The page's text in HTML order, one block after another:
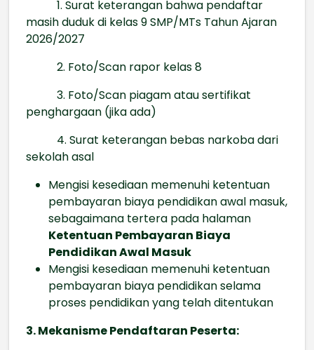
1. Surat keterangan bahwa pendaftar
masih duduk di kelas 9 SMP/MTs Tahun Ajaran
2026/2027
2. Foto/Scan rapor kelas 8
3. Foto/Scan piagam atau sertifikat
penghargaan (jika ada)
4. Surat keterangan bebas narkoba dari
sekolah asal
Mengisi kesediaan memenuhi ketentuan
pembayaran biaya pendidikan awal masuk,
sebagaimana tertera pada halaman
Ketentuan Pembayaran Biaya
Pendidikan Awal Masuk
Mengisi kesediaan memenuhi ketentuan
pembayaran biaya pendidikan selama
proses pendidikan yang telah ditentukan
3. Mekanisme Pendaftaran Peserta: